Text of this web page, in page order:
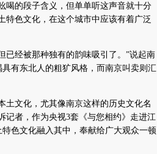
的段子含义，但单单听这声音就十分
特色文化，在这个城市中应该有着广泛
经被那种独有的韵味吸引了。”说起南
有东北人的粗犷风格，而南京叫卖则汇
文化，尤其像南京这样的历史文化名
记者，作为央视3套《与您相约》走进江
色文化融入其中，奉献给广大观众一顿